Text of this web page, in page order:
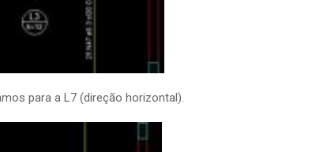
para a L7 (direção horizontal).